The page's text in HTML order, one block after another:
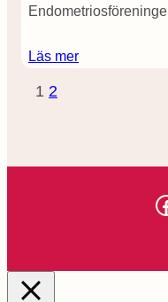
Läs mer
1 2